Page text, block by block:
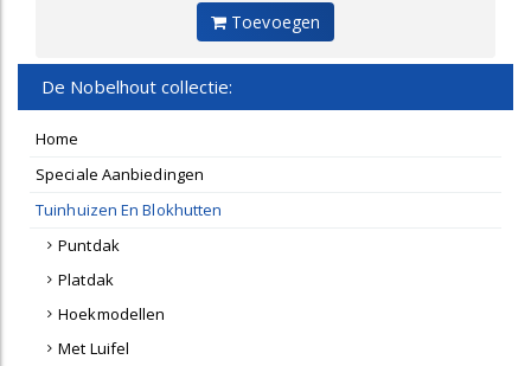
Toevoegen
De Nobelhout collectie:
Home
Speciale Aanbiedingen
Tuinhuizen En Blokhutten
Puntdak
Platdak
Hoekmodellen
Met Luifel